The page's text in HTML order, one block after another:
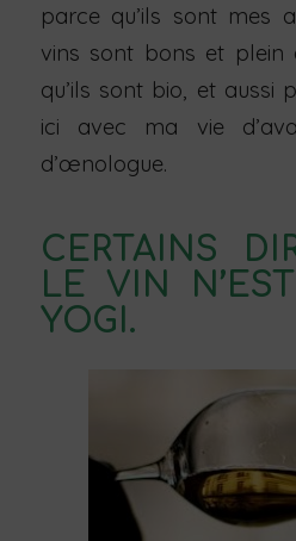
parce qu’ils sont mes
vins sont bons et plein
qu’ils sont bio, et aussi
ici avec ma vie
d’œnologue.
CERTAINS
LE VIN
YOGI.